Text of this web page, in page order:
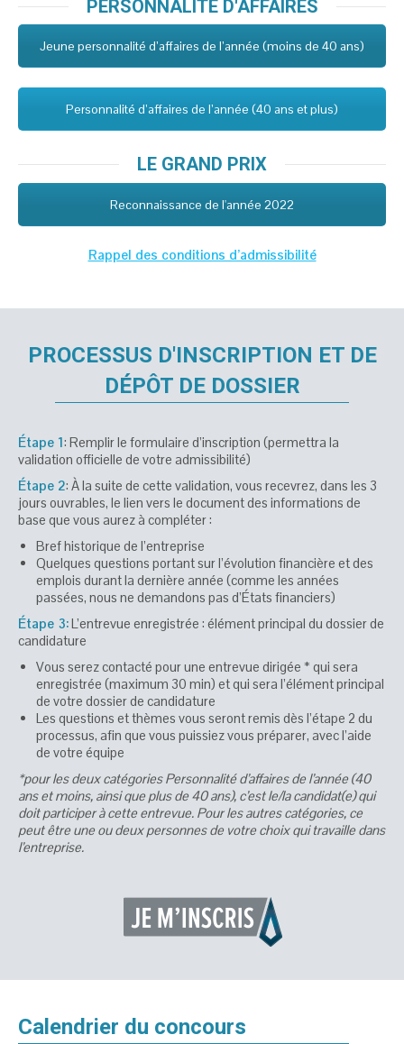
PERSONNALITÉ D'AFFAIRES
Jeune personnalité d’affaires de l’année (moins de 40 ans)
Personnalité d’affaires de l’année (40 ans et plus)
LE GRAND PRIX
Reconnaissance de l'année 2022
Rappel des conditions d’admissibilité
PROCESSUS D'INSCRIPTION ET DE
DÉPÔT DE DOSSIER
Étape 1: Remplir le formulaire d’inscription (permettra la
validation officielle de votre admissibilité)
Étape 2: À la suite de cette validation, vous recevrez, dans les 3
jours ouvrables, le lien vers le document des informations de
base que vous aurez à compléter :
Bref historique de l’entreprise
Quelques questions portant sur l’évolution financière et des
emplois durant la dernière année (comme les années
passées, nous ne demandons pas d’États financiers)
Étape 3:L’entrevue enregistrée : élément principal du dossier de
candidature
Vous serez contacté pour une entrevue dirigée * qui sera
enregistrée (maximum 30 min) et qui sera l’élément principal
de votre dossier de candidature
Les questions et thèmes vous seront remis dès l’étape 2 du
processus, afin que vous puissiez vous préparer, avec l’aide
de votre équipe
*pour les deux catégories Personnalité d’affaires de l’année (40
ans et moins, ainsi que plus de 40 ans), c’est le/la candidat(e) qui
doit participer à cette entrevue. Pour les autres catégories, ce
peut être une ou deux personnes de votre choix qui travaille dans
l’entreprise.
Calendrier du concours